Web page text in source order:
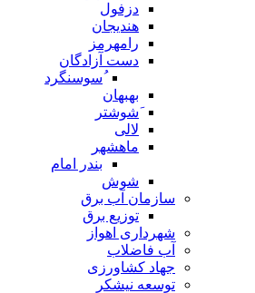
دزفول
هندیجان
رامهرمز
دست آزادگان
ُسوسنگرد
بهبهان
َشوشتر
لالی
ماهشهر
بندر امام
شوش
سازمان آب برق
توزیع برق
شهرداری اهواز
آب فاضلاب
جهاد کشاورزی
توسعه نیشکر